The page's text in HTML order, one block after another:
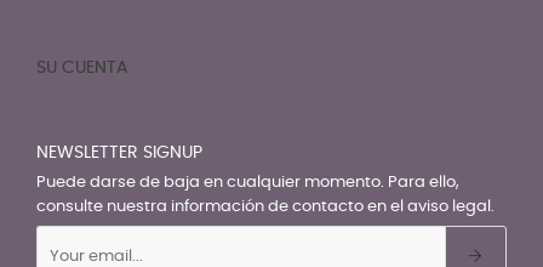
SU CUENTA
NEWSLETTER SIGNUP
Puede darse de baja en cualquier momento. Para ello,
consulte nuestra información de contacto en el aviso legal.